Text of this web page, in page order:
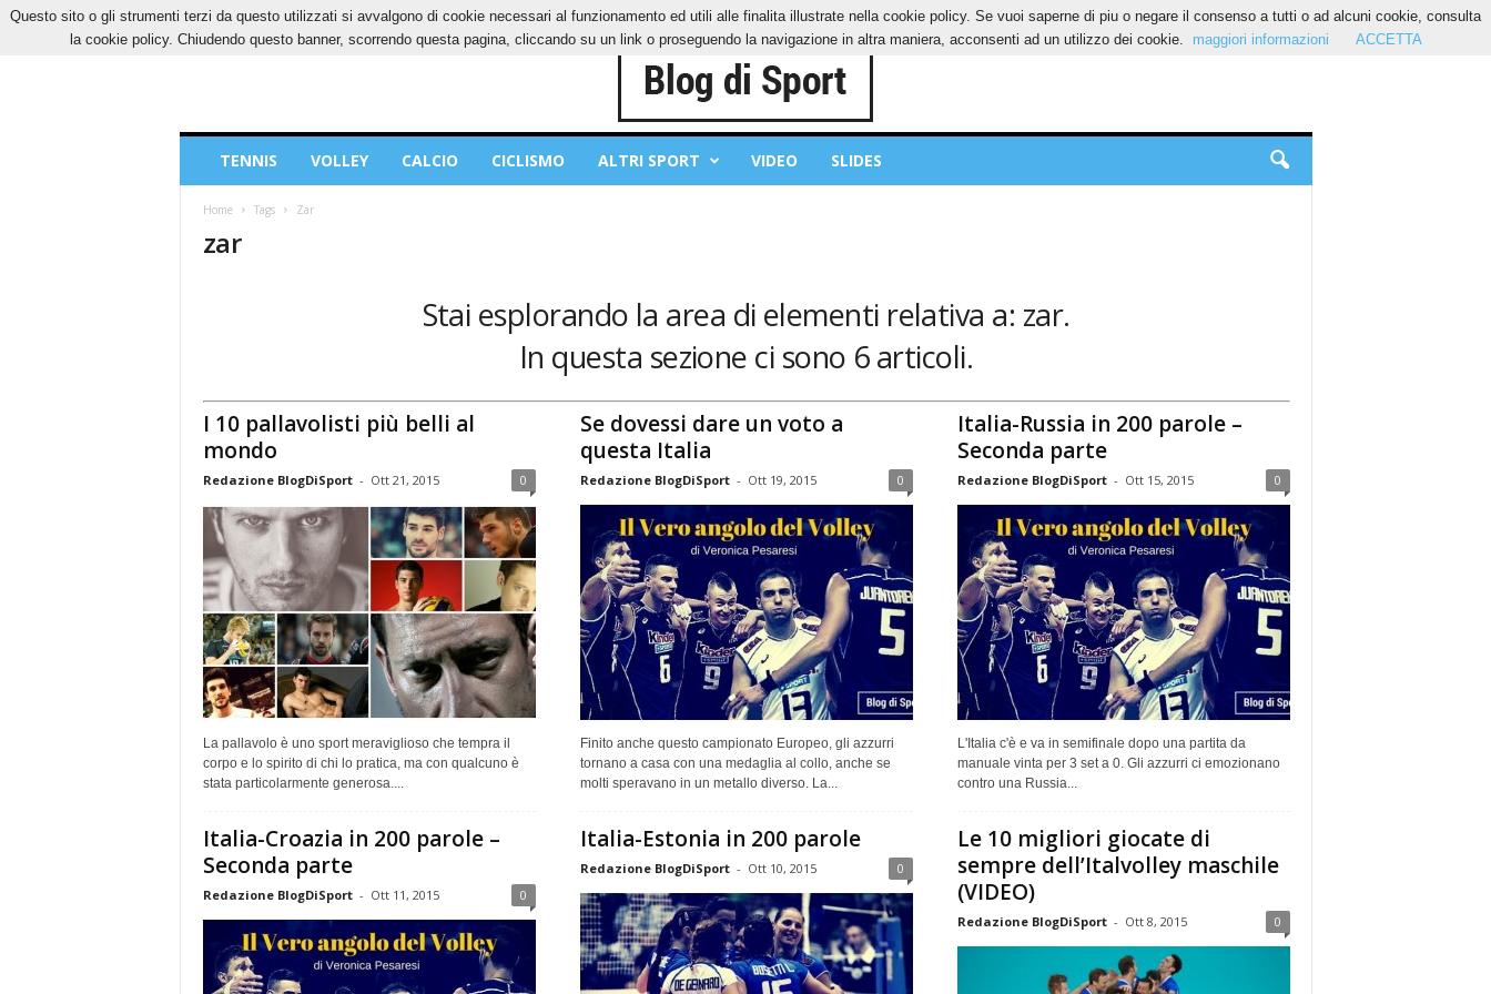
SABATO, 8 AGOSTO 2026 CONTATTI COOKIES PRIVACY POLICY
Sport
TENNIS VOLLEY CALCIO CICLISMO ALTRI SPORT VIDEO SLIDES
Home Tags Zar
zar
Stai esplorando la area di elementi relativa a: zar.
In questa sezione ci sono 6 articoli.
I 10 pallavolisti più belli al
mondo
Redazione BlogDiSport - Ott 21, 2015 0
La pallavolo è uno sport meraviglioso che tempra il
corpo e lo spirito di chi lo pratica, ma con qualcuno è
stata particolarmente generosa....
Se dovessi dare un voto a
questa Italia
Redazione BlogDiSport - Ott 19, 2015 0
Finito anche questo campionato Europeo, gli azzurri
tornano a casa con una medaglia al collo, anche se
molti speravano in un metallo diverso. La...
Italia-Russia in 200 parole –
Seconda parte
Redazione BlogDiSport - Ott 15, 2015 0
L'Italia c'è e va in semifinale dopo una partita da
manuale vinta per 3 set a 0. Gli azzurri ci emozionano
contro una Russia...
Italia-Croazia in 200 parole –
Seconda parte
Redazione BlogDiSport - Ott 11, 2015 0
Italia-Estonia in 200 parole
Redazione BlogDiSport - Ott 10, 2015 0
Le 10 migliori giocate di
sempre dell’Italvolley maschile
(VIDEO)
Redazione BlogDiSport - Ott 8, 2015 0
Questo sito o gli strumenti terzi da questo utilizzati si avvalgono di cookie necessari al funzionamento ed utili alle finalita illustrate nella cookie policy. Se vuoi saperne di piu o negare il consenso a tutti o ad alcuni cookie, consulta
la cookie policy. Chiudendo questo banner, scorrendo questa pagina, cliccando su un link o proseguendo la navigazione in altra maniera, acconsenti ad un utilizzo dei cookie.
maggiori informazioni ACCETTA